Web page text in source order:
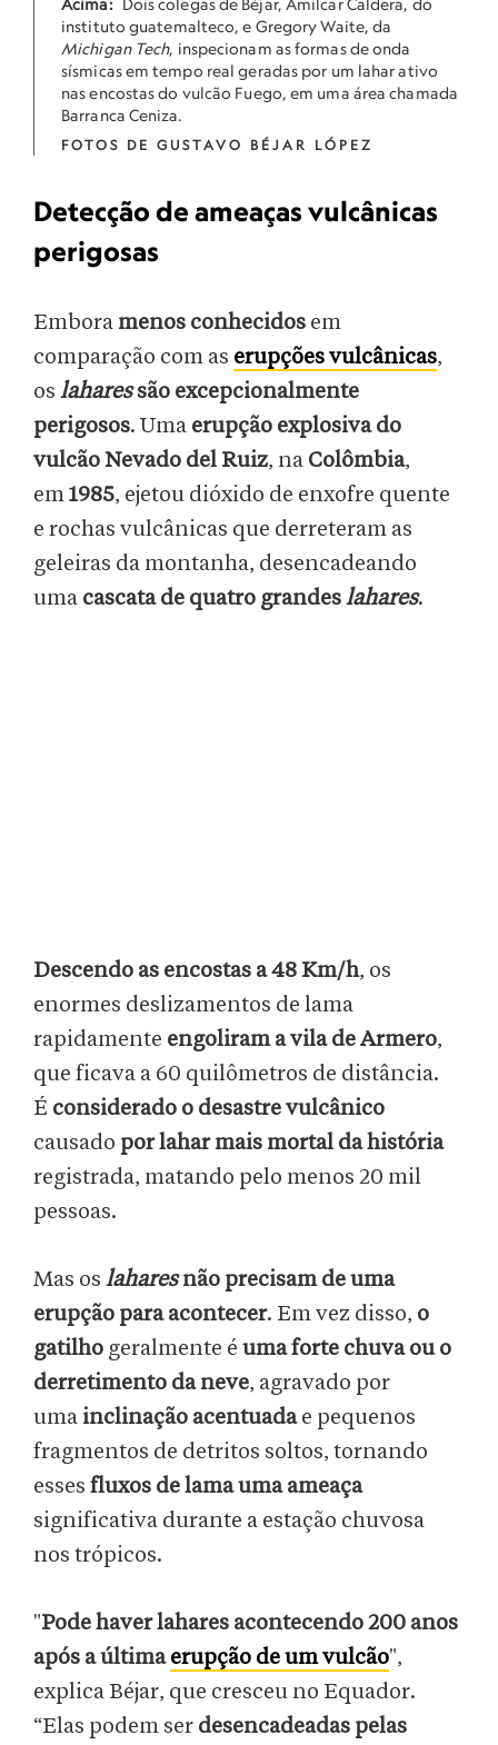
Acima:
Dois colegas de Béjar, Amilcar Caldera, do
instituto guatemalteco, e Gregory Waite, da
Michigan Tech, inspecionam as formas de onda
sísmicas em tempo real geradas por um lahar ativo
nas encostas do vulcão Fuego, em uma área chamada
Barranca Ceniza.
FOTOS DE GUSTAVO BÉJAR LÓPEZ
Detecção de ameaças vulcânicas
perigosas
Embora menos conhecidos em
comparação com as erupções vulcânicas,
os laharessão excepcionalmente
perigosos. Uma erupção explosiva do
vulcão Nevado del Ruiz, na Colômbia,
em1985, ejetou dióxido de enxofre quente
e rochas vulcânicas que derreteram as
geleiras da montanha, desencadeando
uma cascata de quatro grandeslahares.
Descendo as encostas a 48 Km/h, os
enormes deslizamentos de lama
rapidamente engoliram a vila de Armero,
que ficava a 60 quilômetros de distância.
É considerado o desastre vulcânico
causado por lahar mais mortal da história
registrada, matando pelo menos 20 mil
pessoas.
Mas os laharesnão precisam de uma
erupção para acontecer. Em vez disso, o
gatilho geralmente é uma forte chuva ou o
derretimento da neve, agravado por
uma inclinação acentuadae pequenos
fragmentos de detritos soltos, tornando
esses fluxos de lama uma ameaça
significativa durante a estação chuvosa
nos trópicos.
"Pode haver lahares acontecendo 200 anos
após a últimaerupção de um vulcão",
explica Béjar, que cresceu no Equador.
“Elas podem ser desencadeadas pelas